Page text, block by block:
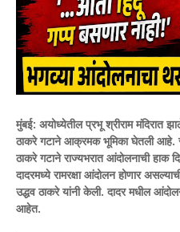
मुंबई: अयोध्येतील प्रभू श्रीराम मंदिरात
ठाकरे गटाने आक्रमक भूमिका घेतली आहे.
ठाकरे गटाने राज्यभरात आंदोलनाची हाक
दादरमध्ये रामरक्षा आंदोलन होणार
उद्धव ठाकरे यांनी केली. दादर मधील
आहेत.